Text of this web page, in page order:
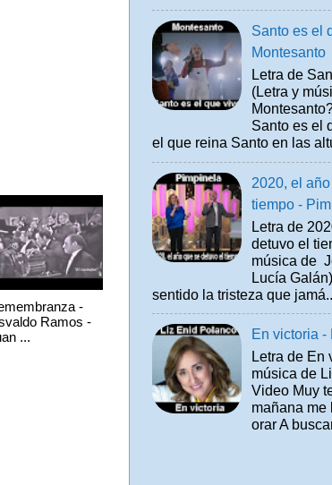
-
Ramos -
...
Santo es el
Montesanto
Letra de
(Letra y
Santo es el
el que reina Santo en las
2020, el
tiempo -
Letra de
detuvo el
música de
Lucía
sentido la tristeza que
En victoria
Letra de En
música de
Video Muy
mañana me
orar A